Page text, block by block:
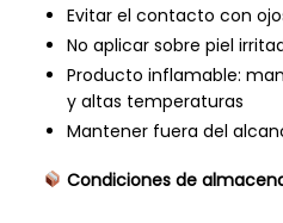
Evitar el contacto con
No aplicar sobre piel
Producto inflamable:
y altas temperaturas
Mantener fuera del
Condiciones de